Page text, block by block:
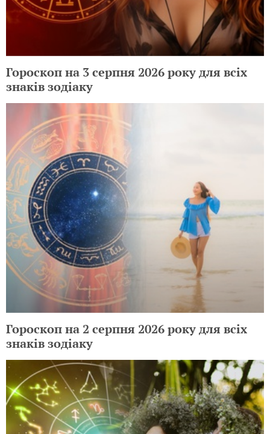
Гороскоп на 3 серпня 2026 року для всіх
знаків зодіаку
Гороскоп на 2 серпня 2026 року для всіх
знаків зодіаку